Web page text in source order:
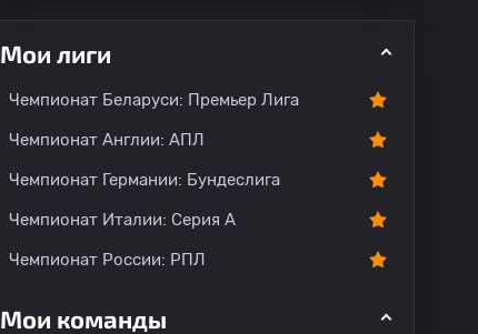
Мои лиги
Чемпионат Беларуси: Премьер Лига
Чемпионат Англии: АПЛ
Чемпионат Германии: Бундеслига
Чемпионат Италии: Серия А
Чемпионат России: РПЛ
Мои команды